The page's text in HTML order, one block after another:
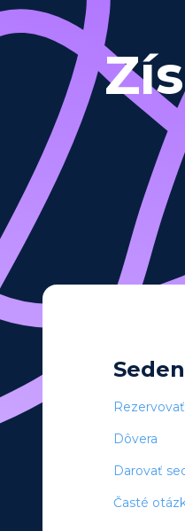
Dôvera
Darovať
Časté